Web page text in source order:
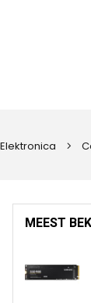
Elektronica
MEEST